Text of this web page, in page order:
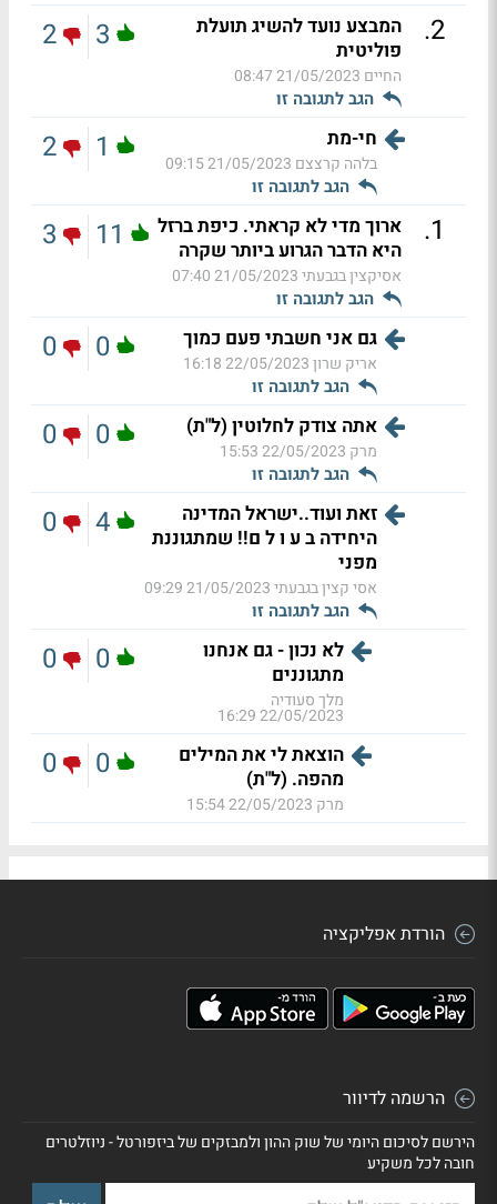
2
.
המבצע נועד להשיג תועלת
פוליטית
החיים 21/05/2023 08:47
הגב לתגובה זו
3
2
חי-מת
בלהה קרצצם 21/05/2023 09:15
הגב לתגובה זו
1
2
1
.
ארוך מדי לא קראתי. כיפת ברזל
היא הדבר הגרוע ביותר שקרה
אסיקצין בגבעתי21/05/2023 07:40
הגב לתגובה זו
11
3
גם אני חשבתי פעם כמוך
אריק שרון22/05/2023 16:18
הגב לתגובה זו
0
0
אתה צודק לחלוטין (ל"ת)
מרק 22/05/2023 15:53
הגב לתגובה זו
0
0
זאת ועוד..ישראל המדינה
היחידה ב ע ו ל ם!! שמתגוננת
מפני
אסי קצין בגבעתי21/05/2023 09:29
הגב לתגובה זו
4
0
לא נכון - גם אנחנו
מתגוננים
מלך סעודיה
22/05/2023 16:29
0
0
הוצאת לי את המילים
מהפה. (ל"ת)
מרק 22/05/2023 15:54
0
0
הורדת אפליקציה
הרשמה לדיוור
הירשם לסיכום היומי של שוק ההון ולמבזקים של ביזפורטל - ניוזלטרים
חובה לכל משקיע